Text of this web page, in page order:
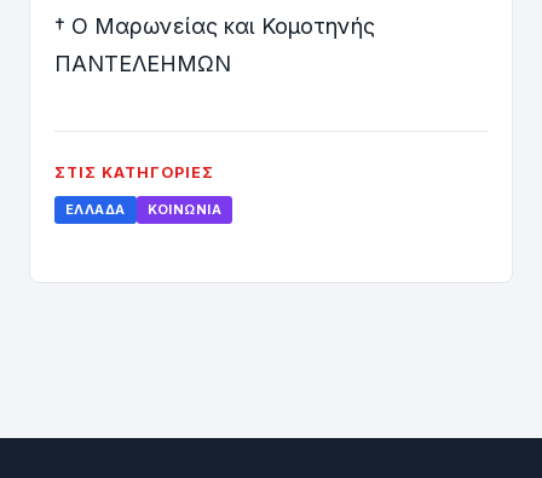
† Ο Μαρωνείας και Κομοτηνής
ΠΑΝΤΕΛΕΗΜΩΝ
ΣΤΙΣ ΚΑΤΗΓΟΡΊΕΣ
ΕΛΛΆΔΑ ΚΟΙΝΩΝΊΑ